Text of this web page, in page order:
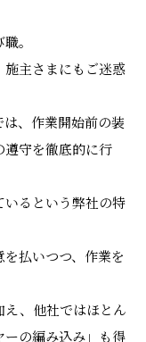
。
施主さまにもご迷惑
、作業開始前の装
遵守を徹底的に行
いるという弊社の特
払いつつ、作業を
え、他社ではほとん
ーの編み込み」も得